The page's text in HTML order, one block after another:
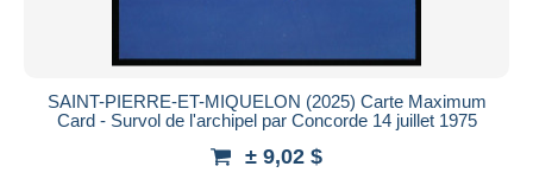
SAINT-PIERRE-ET-MIQUELON (2025) Carte Maximum
Card - Survol de l'archipel par Concorde 14 juillet 1975
± 9,02 $